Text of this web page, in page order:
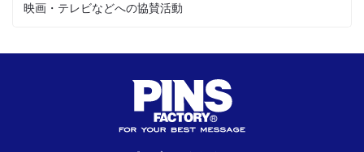
映画・テレビなどへの協賛活動